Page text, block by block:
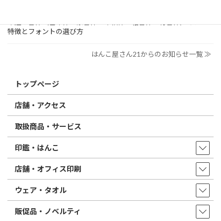
特徴とフォントの選び方
はんこ屋さん21からのお知らせ一覧 ≫
トップページ
店舗・アクセス
取扱商品・サービス
印鑑・はんこ
店舗・オフィス印刷
ウェア・タオル
販促品・ノベルティ